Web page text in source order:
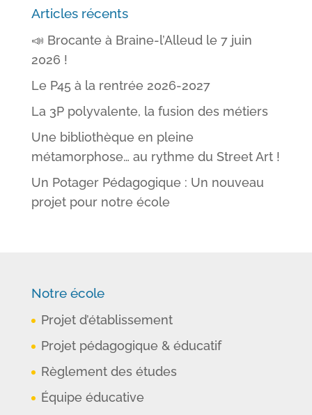
Articles récents
📣 Brocante à Braine-l’Alleud le 7 juin
2026 !
Le P45 à la rentrée 2026-2027
La 3P polyvalente, la fusion des métiers
Une bibliothèque en pleine
métamorphose… au rythme du Street Art !
Un Potager Pédagogique : Un nouveau
projet pour notre école
Notre école
Projet d’établissement
Projet pédagogique & éducatif
Règlement des études
Équipe éducative